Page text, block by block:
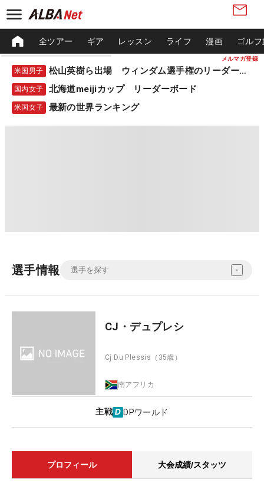
メルマガ登録
全ツアー ギア レッスン ライフ 漫画 ゴル
米国男子 松山英樹ら出場 ウィンダム選手権のリーダーボード
国内女子 北海道meijiカップ リーダーボード
米国女子 最新の世界ランキング
選手情報
CJ・デュプレシ
Cj Du Plessis （35歳）
南アフリカ
主戦 DPワールド
プロフィール 大会成績/スタッツ